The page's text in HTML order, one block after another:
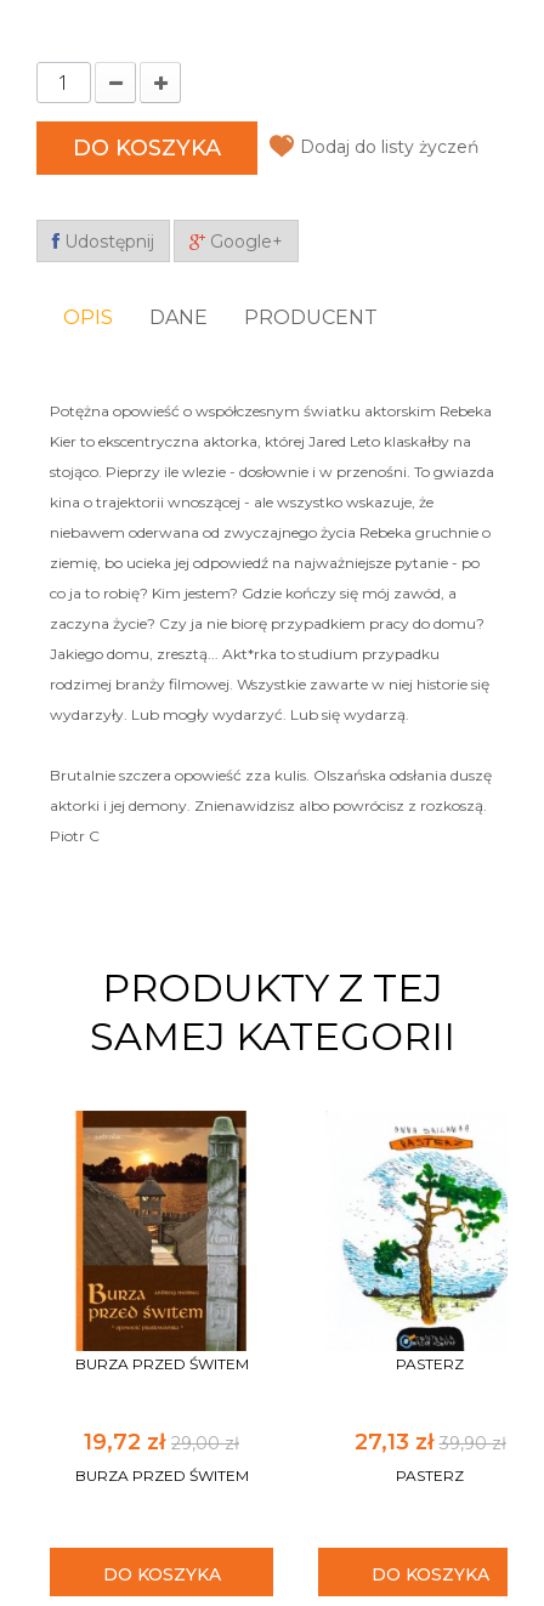
DO KOSZYKA Dodaj do listy życzeń
Udostępnij Google+
OPIS DANE PRODUCENT
Potężna opowieść o współczesnym światku aktorskim Rebeka
Kier to ekscentryczna aktorka, której Jared Leto klaskałby na
stojąco. Pieprzy ile wlezie - dosłownie i w przenośni. To gwiazda
kina o trajektorii wnoszącej - ale wszystko wskazuje, że
niebawem oderwana od zwyczajnego życia Rebeka gruchnie o
ziemię, bo ucieka jej odpowiedź na najważniejsze pytanie - po
co ja to robię? Kim jestem? Gdzie kończy się mój zawód, a
zaczyna życie? Czy ja nie biorę przypadkiem pracy do domu?
Jakiego domu, zresztą... Akt*rka to studium przypadku
rodzimej branży filmowej. Wszystkie zawarte w niej historie się
wydarzyły. Lub mogły wydarzyć. Lub się wydarzą.
Brutalnie szczera opowieść zza kulis. Olszańska odsłania duszę
aktorki i jej demony. Znienawidzisz albo powrócisz z rozkoszą.
Piotr C
PRODUKTY Z TEJ
SAMEJ KATEGORII
BURZA PRZED ŚWITEM
19,72 zł 29,00 zł
BURZA PRZED ŚWITEM
DO KOSZYKA
PASTERZ
27,13 zł39,90 zł
PASTERZ
DO KOSZYKA